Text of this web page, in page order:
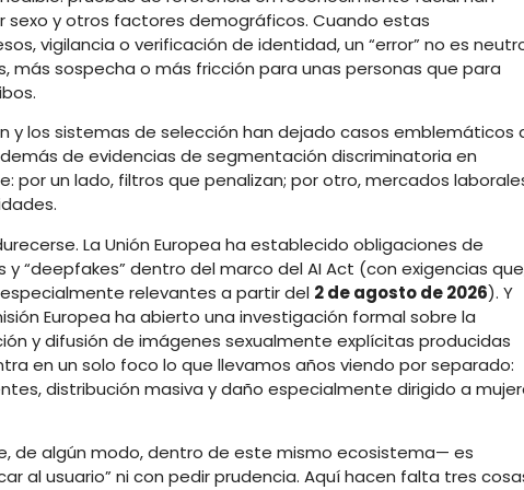
y otros factores demográficos. Cuando estas
vigilancia o verificación de identidad, un “error” no es
más sospecha o más fricción para unas personas que para
y los sistemas de selección han dejado casos emblemáticos
de evidencias de segmentación discriminatoria en
por un lado, filtros que penalizan; por otro, mercados
La Unión Europea ha establecido obligaciones de
“deepfakes” dentro del marco del AI Act (con exigencias
relevantes a partir del 2 de agosto de 2026). Y
Europea ha abierto una investigación formal sobre la
y difusión de imágenes sexualmente explícitas producidas
en un solo foco lo que llevamos años viendo por separado:
distribución masiva y daño especialmente dirigido a
de algún modo, dentro de este mismo ecosistema— es
al usuario” ni con pedir prudencia. Aquí hacen falta tres